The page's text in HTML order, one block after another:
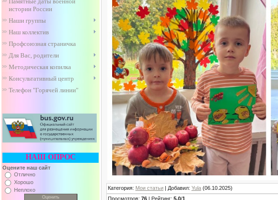
истории России
Наши группы
Наш коллектив
Профсоюзная страничка
Для Вас, родители
Методическая копилка
Консультативный центр
Телефон "Горячей линии"
НАШ ОПРОС
Оцените наш сайт
Отлично
Хорошо
Неплохо
Категория: Мои статьи | Добавил: Yula (06.10.2025)
Просмотров: 76 | Рейтинг: 5.0/1